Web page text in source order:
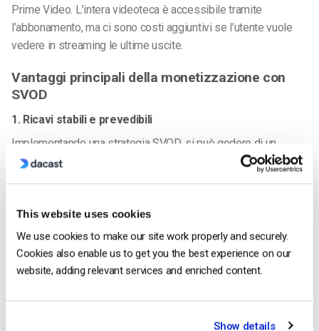
This website uses cookies
We use cookies to make our site work properly and securely.
Cookies also enable us to get you the best experience on our
website, adding relevant services and enriched content.
Show details
Prime Video. L’intera videoteca è accessibile tramite
l’abbonamento, ma ci sono costi aggiuntivi se l’utente vuole
vedere in streaming le ultime uscite.
Vantaggi principali della monetizzazione con
SVOD
1. Ricavi stabili e prevedibili
Implementando una strategia SVOD, si può godere di un
flusso di reddito costante derivante da canoni di
contenuti di alta qualità, favorendo la crescita e l’innovazione.
2. Esclusività e contenuti premium
Lo SVOD vi permette di creare un’esperienza esclusiva per i
video unico e accattivante, potete attrarre e mantenere